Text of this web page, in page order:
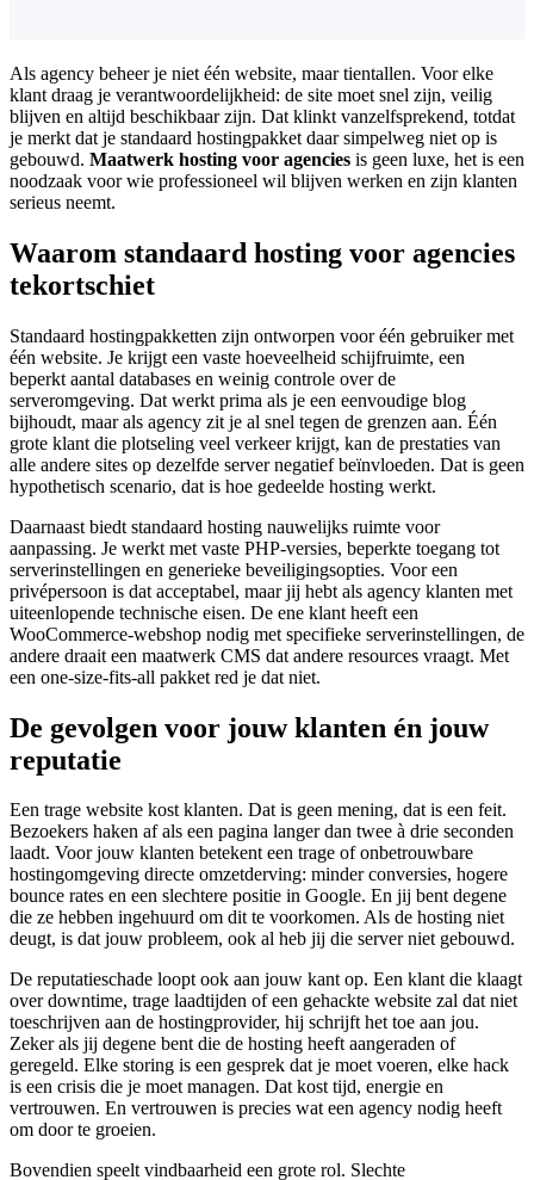
Als agency beheer je niet één website, maar tientallen. Voor elke
klant draag je verantwoordelijkheid: de site moet snel zijn, veilig
blijven en altijd beschikbaar zijn. Dat klinkt vanzelfsprekend, totdat
je merkt dat je standaard hostingpakket daar simpelweg niet op is
gebouwd. Maatwerk hosting voor agencies is geen luxe, het is een
noodzaak voor wie professioneel wil blijven werken en zijn klanten
serieus neemt.
Waarom standaard hosting voor agencies
tekortschiet
Standaard hostingpakketten zijn ontworpen voor één gebruiker met
één website. Je krijgt een vaste hoeveelheid schijfruimte, een
beperkt aantal databases en weinig controle over de
serveromgeving. Dat werkt prima als je een eenvoudige blog
bijhoudt, maar als agency zit je al snel tegen de grenzen aan. Één
grote klant die plotseling veel verkeer krijgt, kan de prestaties van
alle andere sites op dezelfde server negatief beïnvloeden. Dat is geen
hypothetisch scenario, dat is hoe gedeelde hosting werkt.
Daarnaast biedt standaard hosting nauwelijks ruimte voor
aanpassing. Je werkt met vaste PHP-versies, beperkte toegang tot
serverinstellingen en generieke beveiligingsopties. Voor een
privépersoon is dat acceptabel, maar jij hebt als agency klanten met
uiteenlopende technische eisen. De ene klant heeft een
WooCommerce-webshop nodig met specifieke serverinstellingen, de
andere draait een maatwerk CMS dat andere resources vraagt. Met
een one-size-fits-all pakket red je dat niet.
De gevolgen voor jouw klanten én jouw
reputatie
Een trage website kost klanten. Dat is geen mening, dat is een feit.
Bezoekers haken af als een pagina langer dan twee à drie seconden
laadt. Voor jouw klanten betekent een trage of onbetrouwbare
hostingomgeving directe omzetderving: minder conversies, hogere
bounce rates en een slechtere positie in Google. En jij bent degene
die ze hebben ingehuurd om dit te voorkomen. Als de hosting niet
deugt, is dat jouw probleem, ook al heb jij die server niet gebouwd.
De reputatieschade loopt ook aan jouw kant op. Een klant die klaagt
over downtime, trage laadtijden of een gehackte website zal dat niet
toeschrijven aan de hostingprovider, hij schrijft het toe aan jou.
Zeker als jij degene bent die de hosting heeft aangeraden of
geregeld. Elke storing is een gesprek dat je moet voeren, elke hack
is een crisis die je moet managen. Dat kost tijd, energie en
vertrouwen. En vertrouwen is precies wat een agency nodig heeft
om door te groeien.
Bovendien speelt vindbaarheid een grote rol. Slechte